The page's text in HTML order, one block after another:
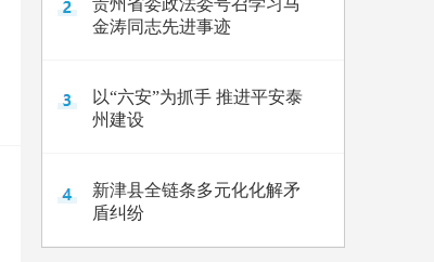
贵州省委政法委号召学习马
金涛同志先进事迹
以“六安”为抓手 推进平安泰
州建设
新津县全链条多元化化解矛
盾纠纷